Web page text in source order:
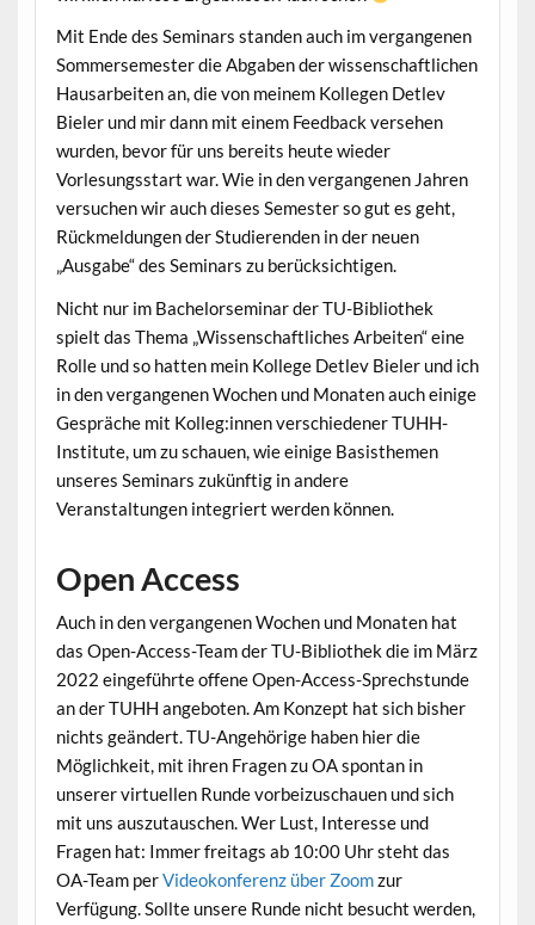
Mit Ende des Seminars standen auch im vergangenen
Sommersemester die Abgaben der wissenschaftlichen
Hausarbeiten an, die von meinem Kollegen Detlev
Bieler und mir dann mit einem Feedback versehen
wurden, bevor für uns bereits heute wieder
Vorlesungsstart war. Wie in den vergangenen Jahren
versuchen wir auch dieses Semester so gut es geht,
Rückmeldungen der Studierenden in der neuen
„Ausgabe“ des Seminars zu berücksichtigen.
Nicht nur im Bachelorseminar der TU-Bibliothek
spielt das Thema „Wissenschaftliches Arbeiten“ eine
Rolle und so hatten mein Kollege Detlev Bieler und ich
in den vergangenen Wochen und Monaten auch einige
Gespräche mit Kolleg:innen verschiedener TUHH-
Institute, um zu schauen, wie einige Basisthemen
unseres Seminars zukünftig in andere
Veranstaltungen integriert werden können.
Open Access
Auch in den vergangenen Wochen und Monaten hat
das Open-Access-Team der TU-Bibliothek die im März
2022 eingeführte offene Open-Access-Sprechstunde
an der TUHH angeboten. Am Konzept hat sich bisher
nichts geändert. TU-Angehörige haben hier die
Möglichkeit, mit ihren Fragen zu OA spontan in
unserer virtuellen Runde vorbeizuschauen und sich
mit uns auszutauschen. Wer Lust, Interesse und
Fragen hat: Immer freitags ab 10:00 Uhr steht das
OA-Team perVideokonferenz über Zoomzur
Verfügung. Sollte unsere Runde nicht besucht werden,